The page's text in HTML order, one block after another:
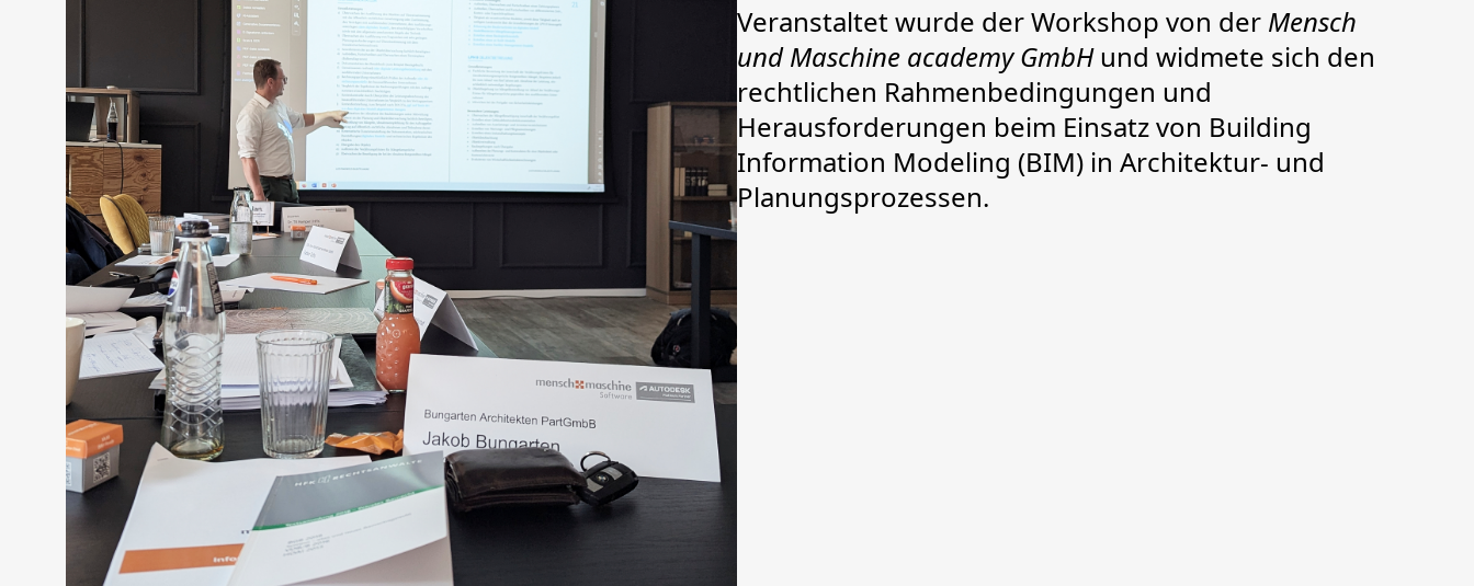
Veranstaltet wurde der Workshop von der Mensch
und Maschine academy GmbHund widmete sich den
rechtlichen Rahmenbedingungen und
Herausforderungen beim Einsatz von Building
Information Modeling (BIM) in Architektur- und
Planungsprozessen.